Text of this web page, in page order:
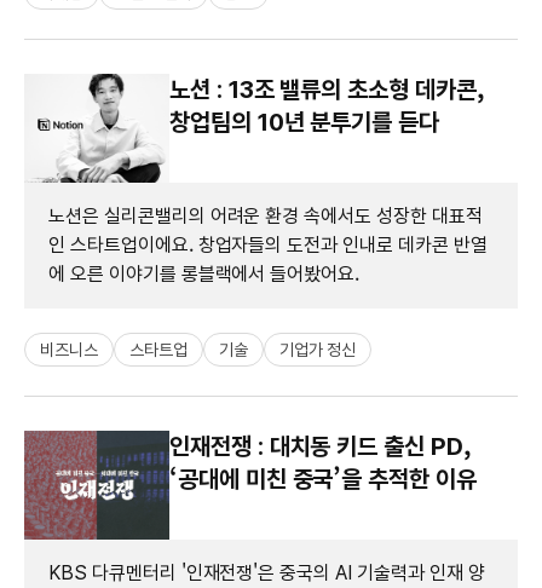
노션 : 13조 밸류의 초소형 데카콘,
창업팀의 10년 분투기를 듣다
노션은 실리콘밸리의 어려운 환경 속에서도 성장한 대표적
인 스타트업이에요. 창업자들의 도전과 인내로 데카콘 반열
에 오른 이야기를 롱블랙에서 들어봤어요.
비즈니스 스타트업 기술 기업가 정신
인재전쟁 : 대치동 키드 출신 PD,
‘공대에 미친 중국’을 추적한 이유
KBS 다큐멘터리 '인재전쟁'은 중국의 AI 기술력과 인재 양